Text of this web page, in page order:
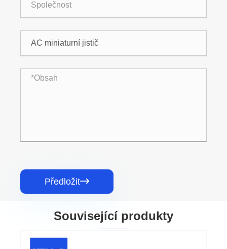
Předložit
Související produkty